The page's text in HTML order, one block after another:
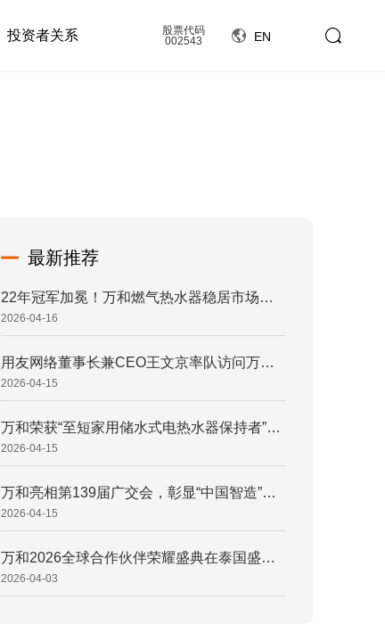
投资者关系
股票代码
002543
EN
最新推荐
22年冠军加冕！万和燃气热水器稳居市场综合占有率榜首
2026-04-16
用友网络董事长兼CEO王文京率队访问万和，共筑家电业数智新标杆
2026-04-15
万和荣获“至短家用储水式电热水器保持者”权威认证，引领小体积热水器新潮流 万和电气获权威认证：60L双胆电热水器690mm机身定义“行业至短” 打破空间桎梏！万和电气“至短”电热水器重塑浴室空间新范式
2026-04-15
万和亮相第139届广交会，彰显“中国智造”硬核底气
2026-04-15
万和2026全球合作伙伴荣耀盛典在泰国盛大召开 擘画国际化发展新蓝图，万和2026全球合作伙伴荣耀盛典释放升维信号 同心致远，携手登峰！万和电气锚定“AI+全球化”双引擎
2026-04-03